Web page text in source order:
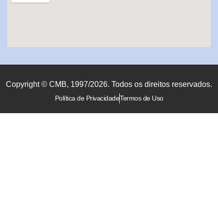
Copyright © CMB, 1997/2026. Todos os direitos reservados.
Política de PrivacidadeTermos de Uso